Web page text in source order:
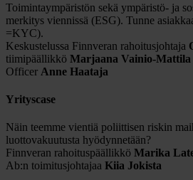
Toimintaympäristön sekä ympäristö- ja
merkitys viennissä (ESG). Tunne
=KYC).
Keskustelussa Finnveran rahoitusjohtaja
tiimipäällikkö Marjaana Vainio-Mattila
Officer Anne Haataja
Yrityscase
Näin teemme vientiä poliittisen riskin
luottovakuutusta hyödynnetään?
Finnveran rahoituspäällikkö Marika
Ab:n toimitusjohtajaa Kiia Jokista